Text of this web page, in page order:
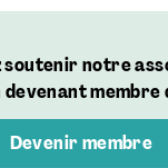
soutenir notre
membre
Devenir membre